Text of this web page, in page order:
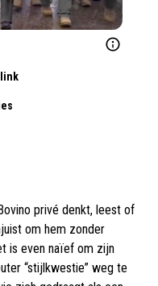
link
privé denkt, leest of
om hem zonder
is even naïef om zijn
“stijlkwestie” weg te